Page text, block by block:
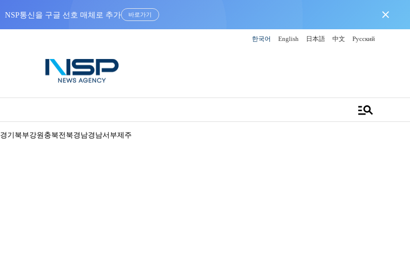
NSP통신을 구글 선호 매체로 추가 바로가기 close
한국어 English 日本語 中文 Русский
manage_search
경기북부강원 충북전북경남경남서부제주